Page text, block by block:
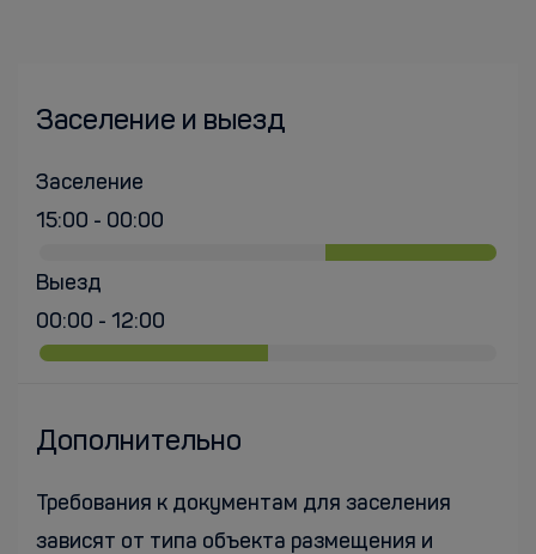
Заселение и выезд
Заселение
15:00 - 00:00
Выезд
00:00 - 12:00
Дополнительно
Требования к документам для заселения
зависят от типа объекта размещения и